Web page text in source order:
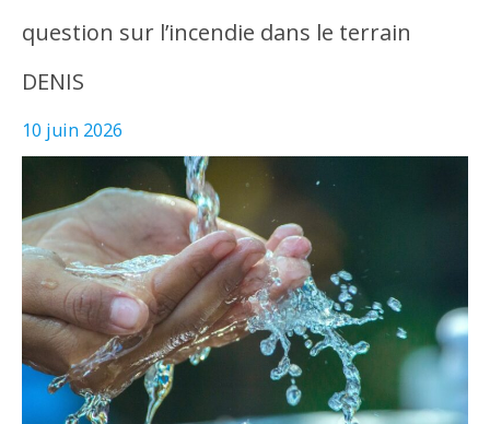
question sur l’incendie dans le terrain
DENIS
10 juin 2026